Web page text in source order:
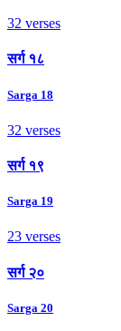
32 verses
सर्ग १८
Sarga 18
32 verses
सर्ग १९
Sarga 19
23 verses
सर्ग २०
Sarga 20